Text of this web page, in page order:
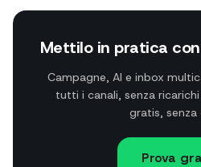
Mettilo in pratica
Campagne, AI e inbox
tutti i canali, senza
gratis, senza
Prova